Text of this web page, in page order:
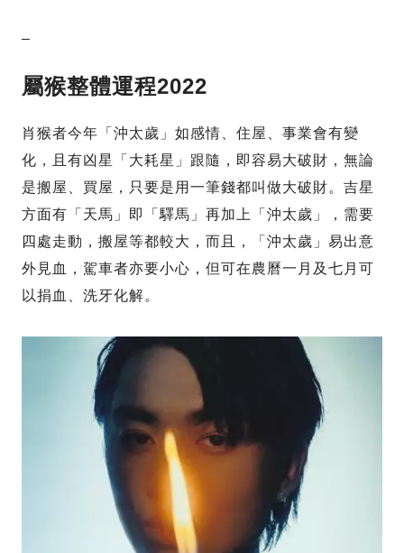
–
屬猴整體運程2022
肖猴者今年「沖太歲」如感情、住屋、事業會有變
化，且有凶星「大耗星」跟隨，即容易大破財，無論
是搬屋、買屋，只要是用一筆錢都叫做大破財。吉星
方面有「天馬」即「驛馬」再加上「沖太歲」，需要
四處走動，搬屋等都較大，而且，「沖太歲」易出意
外見血，駕車者亦要小心，但可在農曆一月及七月可
以捐血、洗牙化解。